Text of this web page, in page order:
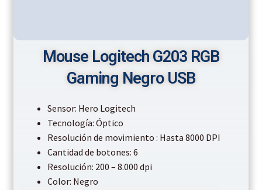
Mouse Logitech G203 RGB
Gaming Negro USB
Sensor: Hero Logitech
Tecnología: Óptico
Resolución de movimiento : Hasta 8000 DPI
Cantidad de botones: 6
Resolución: 200 – 8.000 dpi
Color: Negro